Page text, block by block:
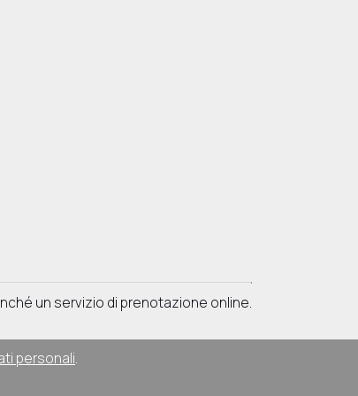
un servizio di prenotazione online.
personali.